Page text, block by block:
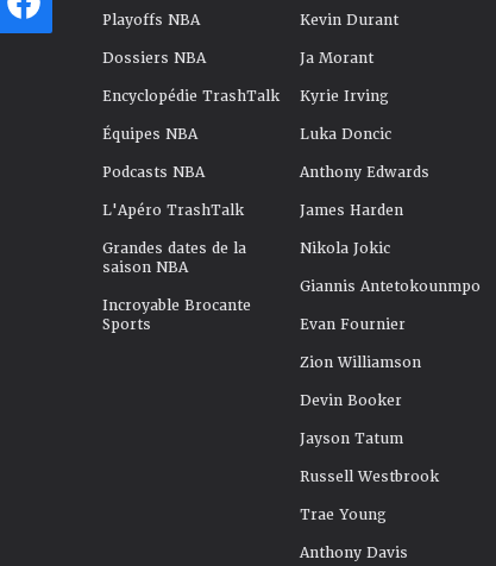
Playoffs NBA
Dossiers NBA
Encyclopédie TrashTalk
Équipes NBA
Podcasts NBA
L'Apéro TrashTalk
Grandes dates de la
saison NBA
Incroyable Brocante
Sports
Kevin Durant
Ja Morant
Kyrie Irving
Luka Doncic
Anthony Edwards
James Harden
Nikola Jokic
Giannis Antetokounmpo
Evan Fournier
Zion Williamson
Devin Booker
Jayson Tatum
Russell Westbrook
Trae Young
Anthony Davis